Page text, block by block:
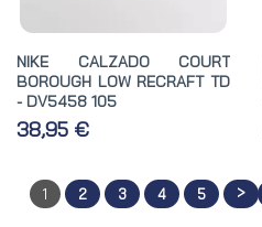
NIKE CALZADO COURT
BOROUGH LOW RECRAFT TD
- DV5458 105
38,95 €
1 2 3 4 5 >